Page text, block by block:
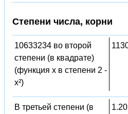
Степени числа, корни
10633234 во второй
степени (в квадрате)
(функция x в степени 2 -
x²)
В третьей степени (в